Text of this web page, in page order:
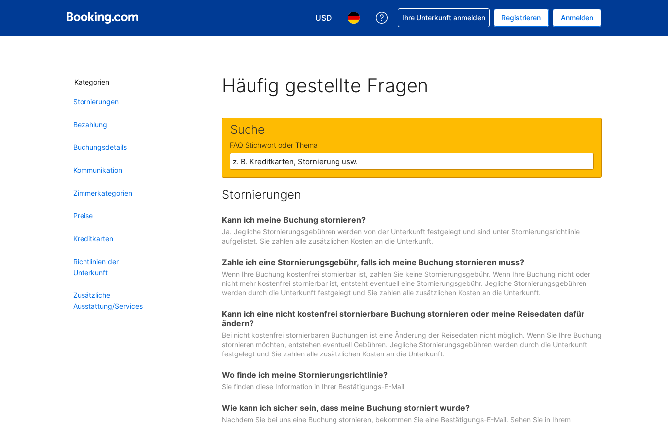
USD
Wählen Sie Ihre Währung. Ihre aktuelle Währung ist US-Dollar
Wählen Sie Ihre Sprache. Ihre aktuelle Sprache ist Deutsch
Hilfe bei Ihrer Buchung erhalten
Ihre Unterkunft anmelden Registrieren Anmelden
Kategorien
Stornierungen
Bezahlung
Buchungsdetails
Kommunikation
Zimmerkategorien
Preise
Kreditkarten
Richtlinien der
Unterkunft
Zusätzliche
Ausstattung/Services
Häufig gestellte Fragen
Suche
FAQ Stichwort oder Thema
Stornierungen
Kann ich meine Buchung stornieren?
Ja. Jegliche Stornierungsgebühren werden von der Unterkunft festgelegt und sind unter Stornierungsrichtlinie
aufgelistet. Sie zahlen alle zusätzlichen Kosten an die Unterkunft.
Zahle ich eine Stornierungsgebühr, falls ich meine Buchung stornieren muss?
Wenn Ihre Buchung kostenfrei stornierbar ist, zahlen Sie keine Stornierungsgebühr. Wenn Ihre Buchung nicht oder
nicht mehr kostenfrei stornierbar ist, entsteht eventuell eine Stornierungsgebühr. Jegliche Stornierungsgebühren
werden durch die Unterkunft festgelegt und Sie zahlen alle zusätzlichen Kosten an die Unterkunft.
Kann ich eine nicht kostenfrei stornierbare Buchung stornieren oder meine Reisedaten dafür
ändern?
Bei nicht kostenfrei stornierbaren Buchungen ist eine Änderung der Reisedaten nicht möglich. Wenn Sie Ihre Buchung
stornieren möchten, entstehen eventuell Gebühren. Jegliche Stornierungsgebühren werden durch die Unterkunft
festgelegt und Sie zahlen alle zusätzlichen Kosten an die Unterkunft.
Wo finde ich meine Stornierungsrichtlinie?
Sie finden diese Information in Ihrer Bestätigungs-E-Mail
Wie kann ich sicher sein, dass meine Buchung storniert wurde?
Nachdem Sie bei uns eine Buchung stornieren, bekommen Sie eine Bestätigungs-E-Mail. Sehen Sie in Ihrem